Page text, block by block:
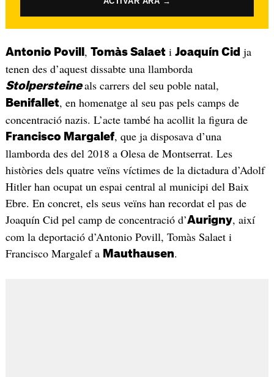
Antonio Povill , Tomàs Salaeti Joaquín Cid ja
tenen des d’aquest dissabte una llamborda
Stolpersteineals carrers del seu poble natal,
Benifallet, en homenatge al seu pas pels camps de
concentració nazis. L’acte també ha acollit la figura de
Francisco Margalef, que ja disposava d’una
llamborda des del 2018 a Olesa de Montserrat. Les
històries dels quatre veïns víctimes de la dictadura d’Adolf
Hitler han ocupat un espai central al municipi del Baix
Ebre. En concret, els seus veïns han recordat el pas de
Joaquín Cid pel camp de concentració d’Aurigny, així
com la deportació d’Antonio Povill, Tomàs Salaet i
Francisco Margalef a Mauthausen.